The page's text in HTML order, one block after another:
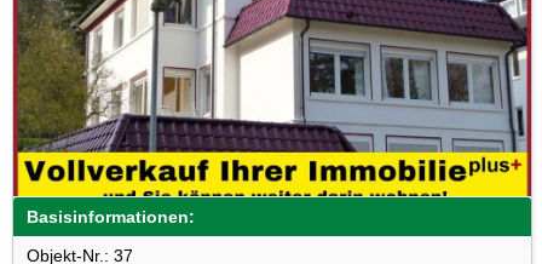
Basisinformationen:
Objekt-Nr.: 37